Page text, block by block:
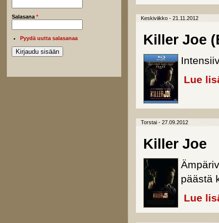
Salasana *
Pyydä uutta salasanaa
Keskiviikko - 21.11.2012
Killer Joe
Lue
Torstai - 27.09.2012
Killer Joe
päästä
Lue